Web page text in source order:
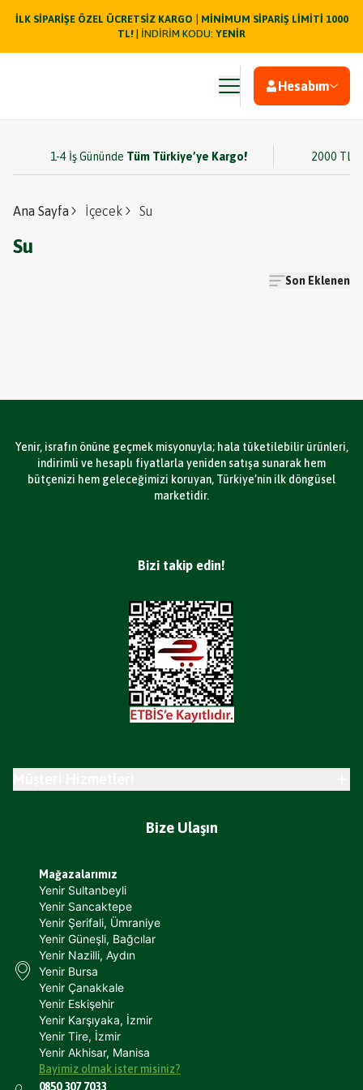
İLK SİPARİŞE ÖZEL ÜCRETSİZ KARGO
MİNİMUM SİPARİŞ LİMİTİ 1000
TL! | İNDİRİM KODU: YENİR
Hesabım
1-4 İş Gününde Tüm Türkiye’ye Kargo! 2000 TL
Ana Sayfa İçecek Su
Su
Son Eklenen
Yenir, israfın önüne geçmek misyonuyla; hala tüketilebilir ürünleri,
indirimli ve hesaplı fiyatlarla yeniden satışa sunarak hem
bütçenizi hem geleceğimizi koruyan, Türkiye’nin ilk döngüsel
marketidir.
Bizi takip edin!
Bize Ulaşın
Mağazalarımız
Yenir Sultanbeyli
Yenir Sancaktepe
Yenir Şerifali, Ümraniye
Yenir Güneşli, Bağcılar
Yenir Nazilli, Aydın
Yenir Bursa
Yenir Çanakkale
Yenir Eskişehir
Yenir Karşıyaka, İzmir
Yenir Tire, İzmir
Yenir Akhisar, Manisa
Bayimiz olmak ister misiniz?
0850 307 7033